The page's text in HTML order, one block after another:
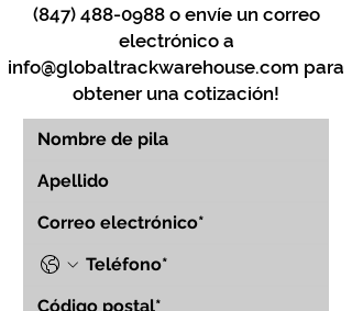
(847) 488-0988o envíe un correo
electrónico a
info@globaltrackwarehouse.com para
obtener una cotización!